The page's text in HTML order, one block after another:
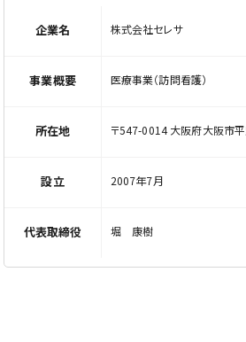
企業名 株式会社セレサ
事業概要 医療事業（訪問看護）
所在地 〒547-0014 大阪府大阪市
設立 2007年7月
代表取締役 堀 康樹